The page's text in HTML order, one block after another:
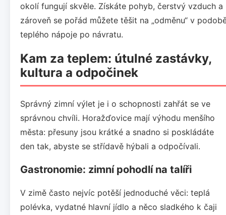
okolí fungují skvěle. Získáte pohyb, čerstvý vzduch a
zároveň se pořád můžete těšit na „odměnu“ v
teplého nápoje po návratu.
Kam za teplem: útulné zastávky,
kultura a odpočinek
Správný zimní výlet je i o schopnosti zahřát se ve
správnou chvíli. Horažďovice mají výhodu menšího
města: přesuny jsou krátké a snadno si poskládáte
den tak, abyste se střídavě hýbali a odpočívali.
Gastronomie: zimní pohodlí na talíři
V zimě často nejvíc potěší jednoduché věci: teplá
polévka, vydatné hlavní jídlo a něco sladkého k čaji